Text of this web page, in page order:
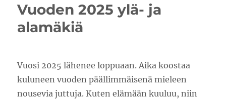
Vuoden 2025 ylä- ja
alamäkiä
Vuosi 2025 lähenee loppuaan. Aika koostaa
kuluneen vuoden päällimmäisenä mieleen
nousevia juttuja. Kuten elämään kuuluu, niin